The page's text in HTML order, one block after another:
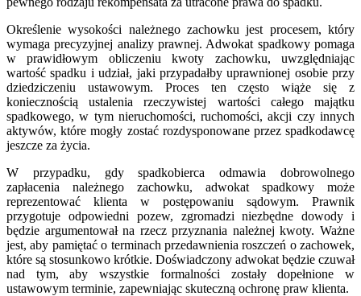
Określenie wysokości należnego zachowku jest procesem, który
wymaga precyzyjnej analizy prawnej. Adwokat spadkowy pomaga
w prawidłowym obliczeniu kwoty zachowku, uwzględniając
wartość spadku i udział, jaki przypadałby uprawnionej osobie przy
dziedziczeniu ustawowym. Proces ten często wiąże się z
koniecznością ustalenia rzeczywistej wartości całego majątku
spadkowego, w tym nieruchomości, ruchomości, akcji czy innych
aktywów, które mogły zostać rozdysponowane przez spadkodawcę
jeszcze za życia.
W przypadku, gdy spadkobierca odmawia dobrowolnego
zapłacenia należnego zachowku, adwokat spadkowy może
reprezentować klienta w postępowaniu sądowym. Prawnik
przygotuje odpowiedni pozew, zgromadzi niezbędne dowody i
będzie argumentował na rzecz przyznania należnej kwoty. Ważne
jest, aby pamiętać o terminach przedawnienia roszczeń o zachowek,
które są stosunkowo krótkie. Doświadczony adwokat będzie czuwał
nad tym, aby wszystkie formalności zostały dopełnione w
ustawowym terminie, zapewniając skuteczną ochronę praw klienta.